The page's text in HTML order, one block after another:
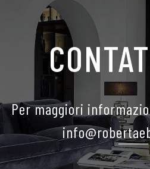
Per maggiori